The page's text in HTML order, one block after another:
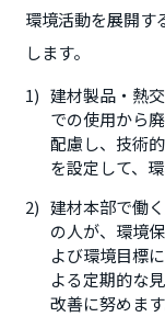
環境活動を展開す
します。
建材製品・熱
での使用から
配慮し、技術
を設定して、
建材本部で働
の人が、環境
よび環境目標
よる定期的な
改善に努めます